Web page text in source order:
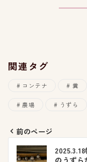
関連タグ
コンテナ 糞
農場 うずら
投
前のページ
のうずら